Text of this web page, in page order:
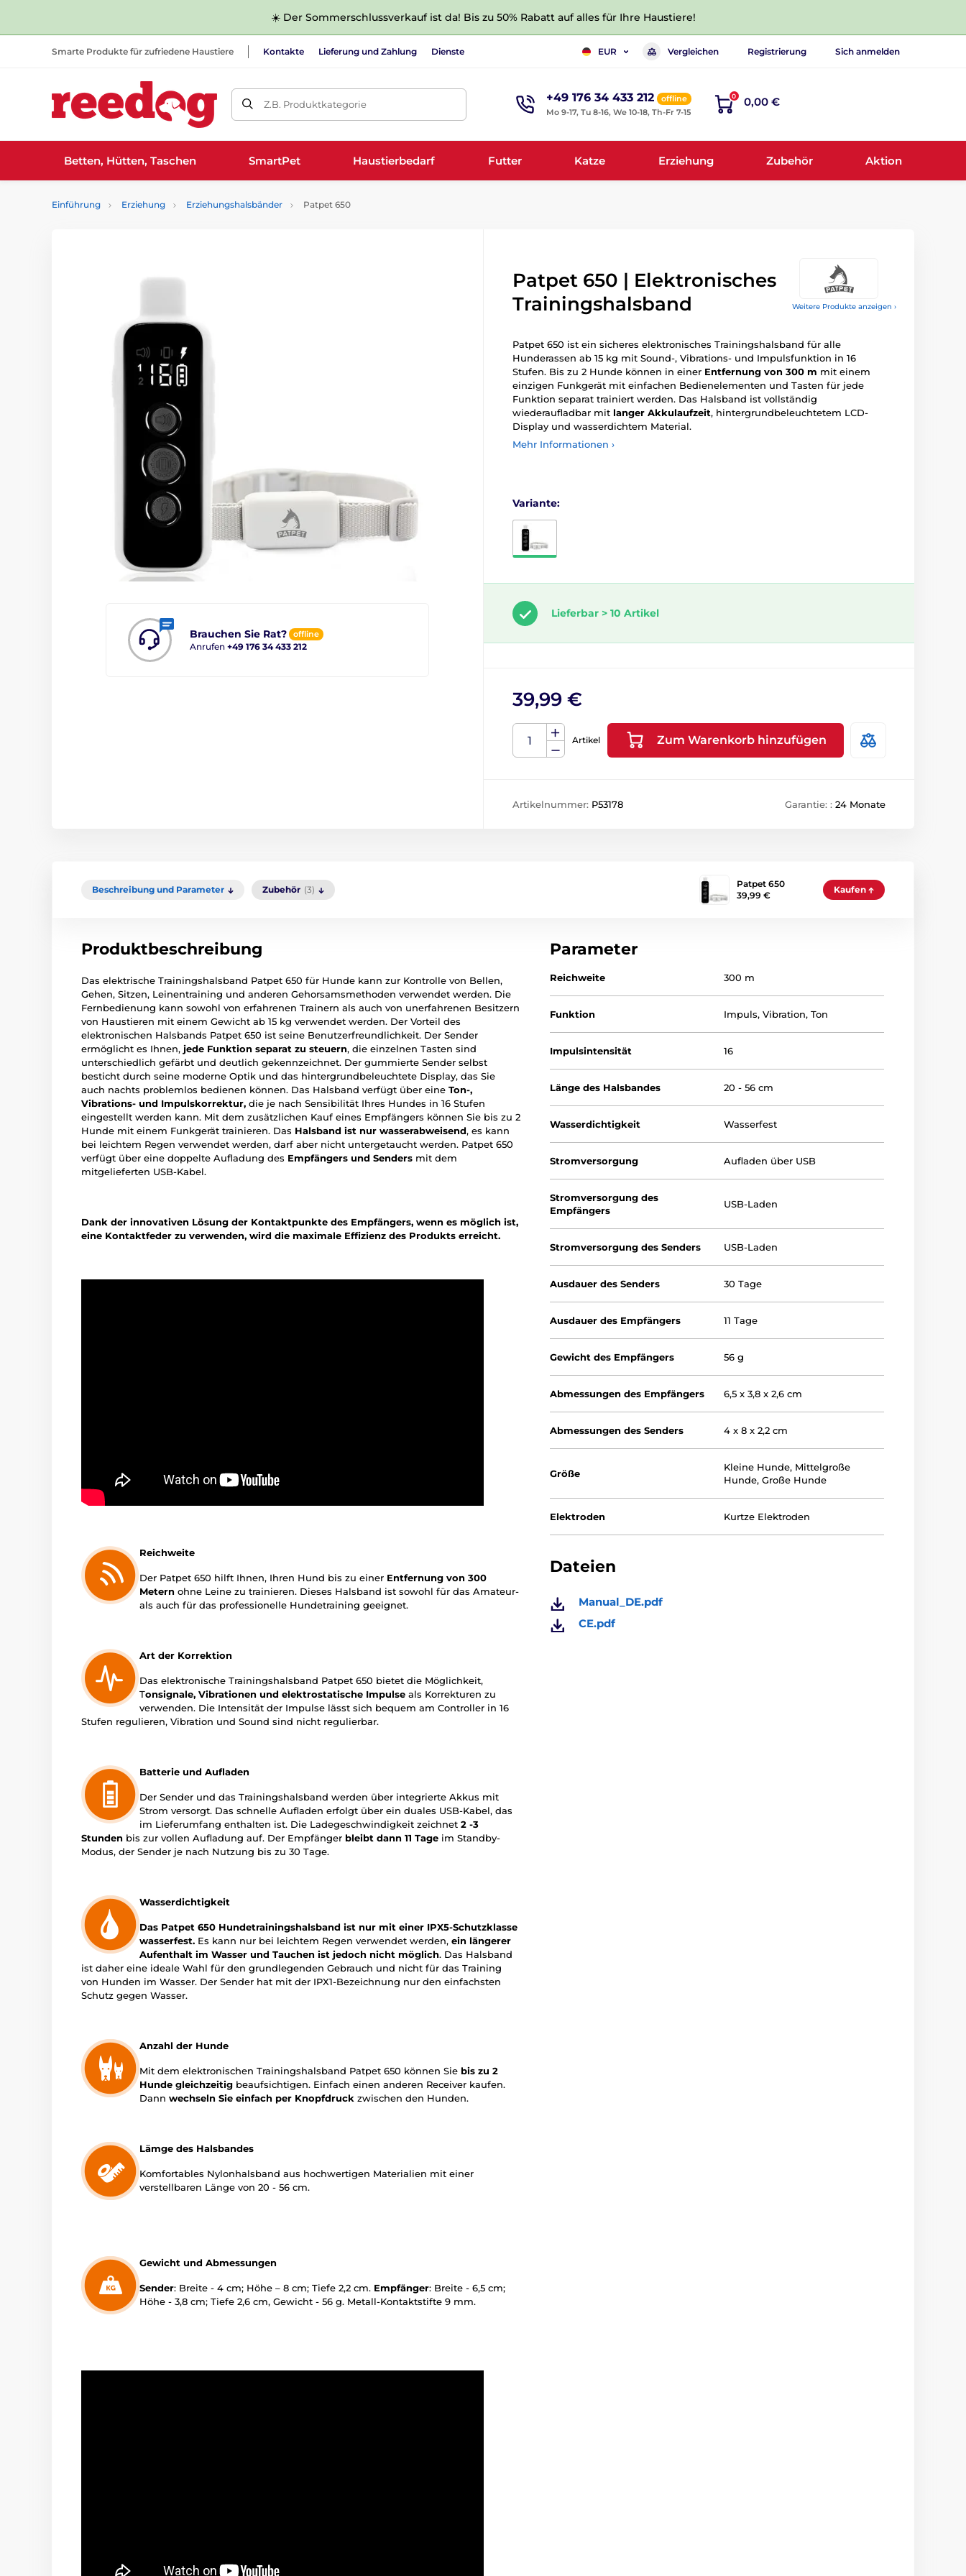
☀️ Der Sommerschlussverkauf ist da! Bis zu 50% Rabatt auf alles für Ihre Haustiere!
Smarte Produkte für zufriedene Haustiere Kontakte Lieferung und Zahlung Dienste EUR Vergleichen Registrierung Sich anmelden
Z.B. Produktkategorie +49 176 34 433 212
offline
Mo 9-17, Tu 8-16, We 10-18, Th-Fr 7-15
0 0,00 €
Betten, Hütten, Taschen SmartPet Haustierbedarf Futter Katze Erziehung Zubehör Aktion
Einführung Erziehung Erziehungshalsbänder Patpet 650
Weitere Produkte anzeigen ›
Brauchen Sie Rat? offline
Anrufen +49 176 34 433 212
Patpet 650 | Elektronisches
Trainingshalsband
Patpet 650 ist ein sicheres elektronisches Trainingshalsband für alle
Hunderassen ab 15 kg mit Sound-, Vibrations- und Impulsfunktion in 16
Stufen. Bis zu 2 Hunde können in einer Entfernung von 300 m mit einem
einzigen Funkgerät mit einfachen Bedienelementen und Tasten für jede
Funktion separat trainiert werden. Das Halsband ist vollständig
wiederaufladbar mit langer Akkulaufzeit, hintergrundbeleuchtetem LCD-
Display und wasserdichtem Material.
Mehr Informationen ›
Variante:
Lieferbar > 10 Artikel
39,99 €
Artikel Zum Warenkorb hinzufügen
Artikelnummer: P53178 Garantie: : 24 Monate
Beschreibung und Parameter Zubehör (3)
Patpet 650
39,99 €
Kaufen
Produktbeschreibung
Das elektrische Trainingshalsband Patpet 650 für Hunde kann zur Kontrolle von Bellen,
Gehen, Sitzen, Leinentraining und anderen Gehorsamsmethoden verwendet werden. Die
Fernbedienung kann sowohl von erfahrenen Trainern als auch von unerfahrenen Besitzern
von Haustieren mit einem Gewicht ab 15 kg verwendet werden. Der Vorteil des
elektronischen Halsbands Patpet 650 ist seine Benutzerfreundlichkeit. Der Sender
ermöglicht es Ihnen, jede Funktion separat zu steuern, die einzelnen Tasten sind
unterschiedlich gefärbt und deutlich gekennzeichnet. Der gummierte Sender selbst
besticht durch seine moderne Optik und das hintergrundbeleuchtete Display, das Sie
auch nachts problemlos bedienen können. Das Halsband verfügt über eine Ton-,
Vibrations- und Impulskorrektur, die je nach Sensibilität Ihres Hundes in 16 Stufen
eingestellt werden kann. Mit dem zusätzlichen Kauf eines Empfängers können Sie bis zu 2
Hunde mit einem Funkgerät trainieren. Das Halsband ist nur wasserabweisend, es kann
bei leichtem Regen verwendet werden, darf aber nicht untergetaucht werden. Patpet 650
verfügt über eine doppelte Aufladung des Empfängers und Senders mit dem
mitgelieferten USB-Kabel.
Dank der innovativen Lösung der Kontaktpunkte des Empfängers, wenn es möglich ist,
eine Kontaktfeder zu verwenden, wird die maximale Effizienz des Produkts erreicht.
Reichweite
Der Patpet 650 hilft Ihnen, Ihren Hund bis zu einer Entfernung von 300
Metern ohne Leine zu trainieren. Dieses Halsband ist sowohl für das Amateur-
als auch für das professionelle Hundetraining geeignet.
Art der Korrektion
Das elektronische Trainingshalsband Patpet 650 bietet die Möglichkeit,
Tonsignale, Vibrationen und elektrostatische Impulse als Korrekturen zu
verwenden. Die Intensität der Impulse lässt sich bequem am Controller in 16
Stufen regulieren, Vibration und Sound sind nicht regulierbar.
Batterie und Aufladen
Der Sender und das Trainingshalsband werden über integrierte Akkus mit
Strom versorgt. Das schnelle Aufladen erfolgt über ein duales USB-Kabel, das
im Lieferumfang enthalten ist. Die Ladegeschwindigkeit zeichnet 2 -3
Stunden bis zur vollen Aufladung auf. Der Empfänger bleibt dann 11 Tage im Standby-
Modus, der Sender je nach Nutzung bis zu 30 Tage.
Wasserdichtigkeit
Das Patpet 650 Hundetrainingshalsband ist nur mit einer IPX5-Schutzklasse
wasserfest. Es kann nur bei leichtem Regen verwendet werden, ein längerer
Aufenthalt im Wasser und Tauchen ist jedoch nicht möglich. Das Halsband
ist daher eine ideale Wahl für den grundlegenden Gebrauch und nicht für das Training
von Hunden im Wasser. Der Sender hat mit der IPX1-Bezeichnung nur den einfachsten
Schutz gegen Wasser.
Anzahl der Hunde
Mit dem elektronischen Trainingshalsband Patpet 650 können Sie bis zu 2
Hunde gleichzeitig beaufsichtigen. Einfach einen anderen Receiver kaufen.
Dann wechseln Sie einfach per Knopfdruck zwischen den Hunden.
Lämge des Halsbandes
Komfortables Nylonhalsband aus hochwertigen Materialien mit einer
verstellbaren Länge von 20 - 56 cm.
Gewicht und Abmessungen
Sender: Breite - 4 cm; Höhe – 8 cm; Tiefe 2,2 cm. Empfänger: Breite - 6,5 cm;
Höhe - 3,8 cm; Tiefe 2,6 cm, Gewicht - 56 g. Metall-Kontaktstifte 9 mm.
Parameter
Reichweite 300 m
Funktion Impuls,Vibration,Ton
Impulsintensität 16
Länge des Halsbandes 20 - 56 cm
Wasserdichtigkeit Wasserfest
Stromversorgung Aufladen über USB
Stromversorgung des
Empfängers
USB-Laden
Stromversorgung des Senders USB-Laden
Ausdauer des Senders 30 Tage
Ausdauer des Empfängers 11 Tage
Gewicht des Empfängers 56 g
Abmessungen des Empfängers 6,5 x 3,8 x 2,6 cm
Abmessungen des Senders 4 x 8 x 2,2 cm
Größe
Kleine Hunde, Mittelgroße
Hunde,Große Hunde
Elektroden Kurtze Elektroden
Dateien
Manual_DE.pdf
CE.pdf